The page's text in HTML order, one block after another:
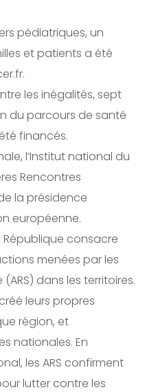
pédiatriques, un
et patients a été
les inégalités, sept
du parcours de santé
financés.
l’Institut national du
Rencontres
la présidence
européenne.
consacre
menées par les
dans les territoires.
leurs propres
région, et
nationales. En
les ARS confirment
lutter contre les